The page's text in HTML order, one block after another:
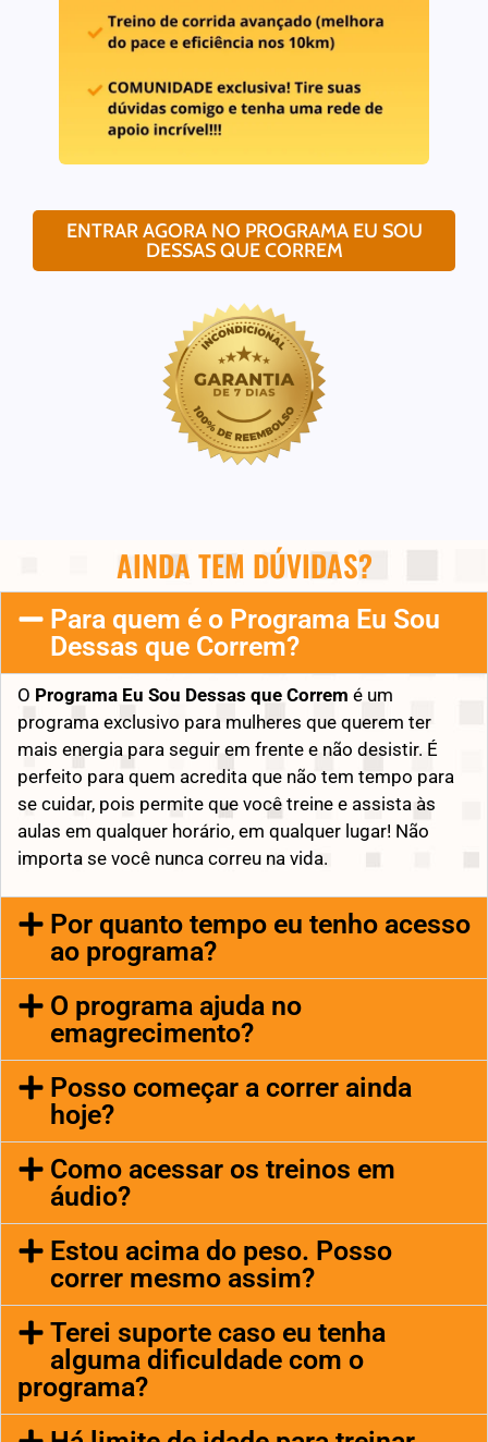
ENTRAR AGORA NO PROGRAMA EU SOU
DESSAS QUE CORREM
AINDA TEM DÚVIDAS?
Para quem é o Programa Eu Sou
Dessas que Correm?
O Programa Eu Sou Dessas que Correm é um
programa exclusivo para mulheres que querem ter
mais energia para seguir em frente e não desistir. É
perfeito para quem acredita que não tem tempo para
se cuidar, pois permite que você treine e assista às
aulas em qualquer horário, em qualquer lugar! Não
importa se você nunca correu na vida.
Por quanto tempo eu tenho acesso
ao programa?
O programa ajuda no
emagrecimento?
Posso começar a correr ainda
hoje?
Como acessar os treinos em
áudio?
Estou acima do peso. Posso
correr mesmo assim?
Terei suporte caso eu tenha
alguma dificuldade com o
programa?